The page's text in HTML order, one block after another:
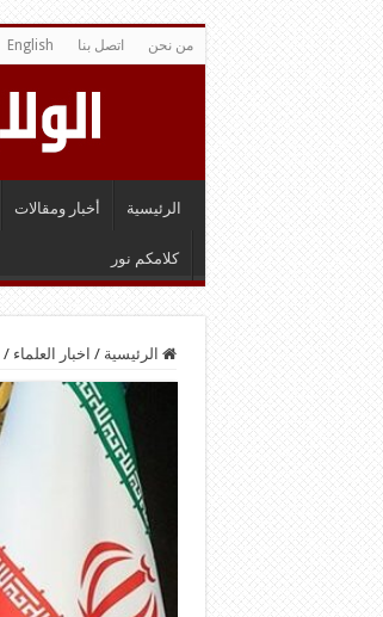
من نحن اتصل بنا English
الرئيسية أخبار ومقالات
كلامكم نور
الرئيسية / اخبار العلماء /